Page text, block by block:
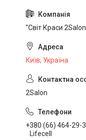
"Світ Краси
Київ, Україна
2Salon
+380 (66) 464-29-
Lifecell